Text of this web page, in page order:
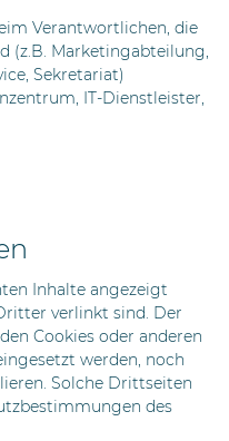
Verantwortlichen, die
(z.B. Marketingabteilung,
Sekretariat)
IT-Dienstleister,
Inhalte angezeigt
verlinkt sind. Der
Cookies oder anderen
werden, noch
Solche Drittseiten
des